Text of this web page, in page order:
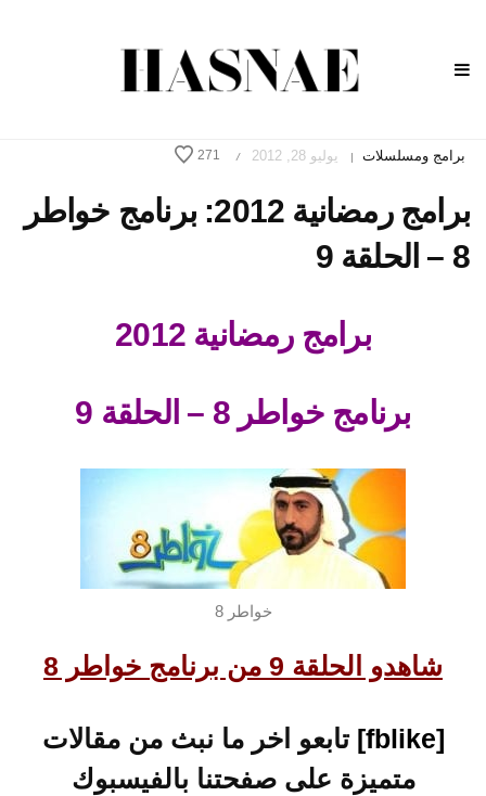
برامج ومسلسلات | يوليو 28, 2012 /
271
برامج رمضانية 2012: برنامج خواطر
8 – الحلقة 9
برامج رمضانية 2012
برنامج خواطر 8 – الحلقة 9
خواطر 8
[fblike]
تابعو اخر ما نبث من مقالات
متميزة على صفحتنا بالفيسبوك
شاهدو الحلقة 9 من برنامج خواطر 8